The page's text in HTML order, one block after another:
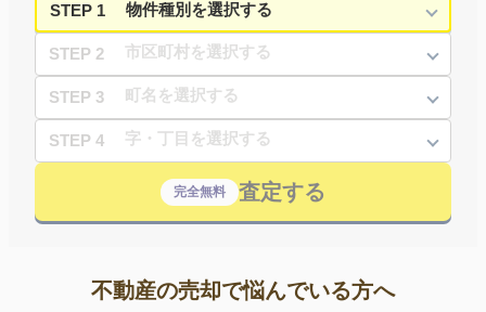
STEP 1
STEP 2
STEP 3
STEP 4
完全無料 査定する
不動産の売却で悩んでいる方へ